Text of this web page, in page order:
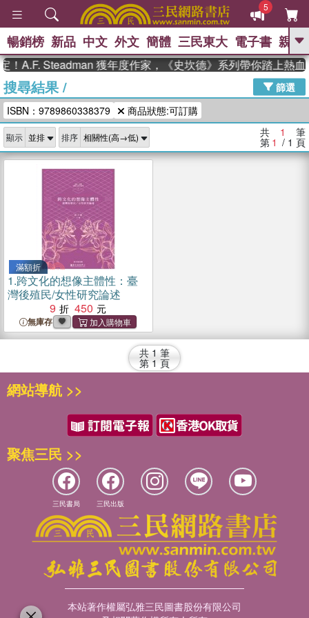
5
GO
高希均教授回憶錄
、 The Odyssey 、 父親節 、 如果歷
史是一群喵 、
獎 臺灣漫遊錄 、 方念華 、 台灣的李
登輝時代
數學女孩：黎曼猜想 、
偉大的迷走神經
暢銷榜 新品 中文 外文 簡體 三民東大 電子書 親子
！A.F. Steadman 獲年度作家，《史坎德》系列帶你踏上熱血
搜尋結果/
篩選
ISBN：9789860338379
商品狀態:可訂購
顯示 排序 共 1 筆
第 1 / 1 頁
滿額折
1.跨文化的想像主體性：臺
灣後殖民/女性研究論述
9
450
無庫存
共 1 筆
第 1 頁
網站導航 >>
聚焦三民 >>
三民書局 三民出版
本站著作權屬弘雅三民圖書股份有限公司